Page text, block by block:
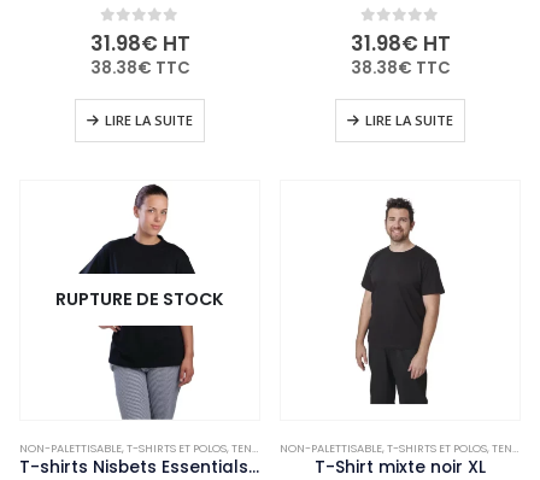
0 out of 5
31.98€ HT
38.38€ TTC
LIRE LA SUITE
0 out of 5
31.98€ HT
38.38€ TTC
LIRE LA SUITE
RUPTURE DE STOCK
NON-PALETTISABLE,T-SHIRTS ET POLOS,TENUES DE CUISINE ,VÊTEMENTS ET CHAUSSURES
T-shirts Nisbets Essentials noirs L (lot de 2)
NON-PALETTISABLE,T-SHIRTS ET POLOS,TENUES DE CUISINE
T-Shirt mixte noir XL